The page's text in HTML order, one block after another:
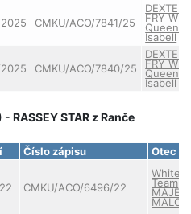
CMKU/ACO/7841/25
DEXTER
FRY
Queen
Isabell
CMKU/ACO/7840/25
DEXTER
FRY
Queen
Isabell
STAR z Ranče
Číslo zápisu
Otec
CMKU/ACO/6496/22
White
Team
MALO